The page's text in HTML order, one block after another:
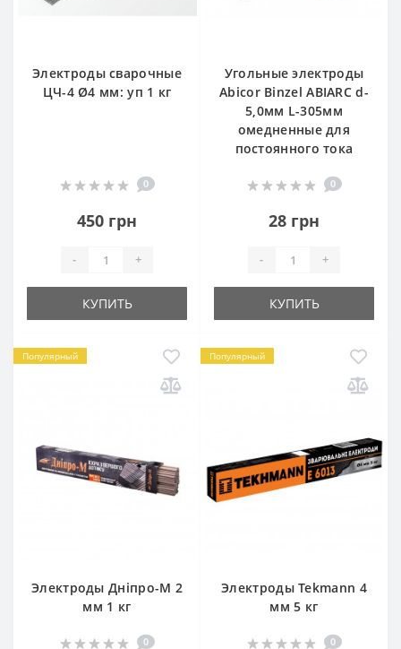
Электроды сварочные
ЦЧ-4 Ø4 мм: уп 1 кг
0
450 грн
- +
КУПИТЬ
Угольные электроды
Abicor Binzel ABIARC d-
5,0мм L-305мм
омедненные для
постоянного тока
0
28 грн
- +
КУПИТЬ
Популярный
Электроды Дніпро-М 2
мм 1 кг
0
Популярный
Электроды Tekmann 4
мм 5 кг
0